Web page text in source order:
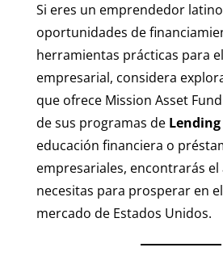
Si eres un emprendedor
oportunidades de
herramientas prácticas para
empresarial, considera
que ofrece Mission Asset
de sus programas de
educación financiera o
empresariales, encontrarás el
necesitas para prosperar en
mercado de Estados Unidos.